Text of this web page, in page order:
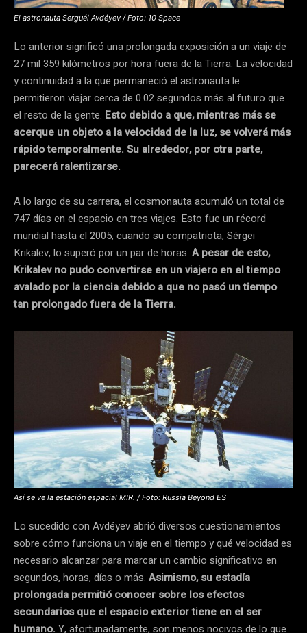
El astronauta Serguéi Avdéyev / Foto: 10 Space
Lo anterior significó una prolongada exposición a un viaje de
27 mil 359 kilómetros por hora fuera de la Tierra. La velocidad
y continuidad a la que permaneció el astronauta le
permitieron viajar cerca de 0.02 segundos más al futuro que
el resto de la gente. Esto debido a que, mientras más se
acerque un objeto a la velocidad de la luz, se volverá más
rápido temporalmente. Su alrededor, por otra parte,
parecerá ralentizarse.
A lo largo de su carrera, el cosmonauta acumuló un total de
747 días en el espacio en tres viajes. Esto fue un récord
mundial hasta el 2005, cuando su compatriota, Sérgei
Krikalev, lo superó por un par de horas. A pesar de esto,
Krikalev no pudo convertirse en un viajero en el tiempo
avalado por la ciencia debido a que no pasó un tiempo
tan prolongado fuera de la Tierra.
Así se ve la estación espacial MIR. / Foto: Russia Beyond ES
Lo sucedido con Avdéyev abrió diversos cuestionamientos
sobre cómo funciona un viaje en el tiempo y qué velocidad es
necesario alcanzar para marcar un cambio significativo en
segundos, horas, días o más. Asimismo, su estadía
prolongada permitió conocer sobre los efectos
secundarios que el espacio exterior tiene en el ser
humano. Y, afortunadamente, son menos nocivos de lo que